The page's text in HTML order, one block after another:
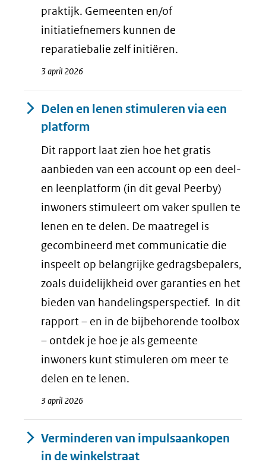
praktijk. Gemeenten en/of
initiatiefnemers kunnen de
reparatiebalie zelf initiëren.
3 april 2026
Delen en lenen stimuleren via een
platform
Dit rapport laat zien hoe het gratis
aanbieden van een account op een deel-
en leenplatform (in dit geval Peerby)
inwoners stimuleert om vaker spullen te
lenen en te delen. De maatregel is
gecombineerd met communicatie die
inspeelt op belangrijke gedragsbepalers,
zoals duidelijkheid over garanties en het
bieden van handelingsperspectief. In dit
rapport – en in de bijbehorende toolbox
– ontdek je hoe je als gemeente
inwoners kunt stimuleren om meer te
delen en te lenen.
3 april 2026
Verminderen van impulsaankopen
in de winkelstraat